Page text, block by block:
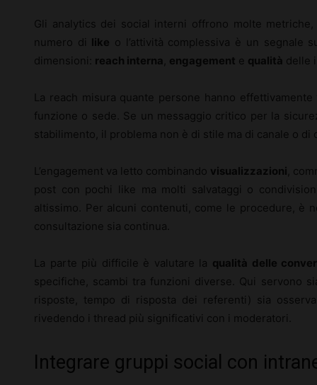
Gli analytics dei social interni offrono molte
numero di like o l’attività complessiva è un segnale
dimensioni: reach interna engagement e qualità delle
La reach misura quante persone hanno
funzione o sede. Se un messaggio critico per la
stabilimento, il problema non è di stile ma di canale o di
L’engagement va letto combinando visualizzazioni ,
post con pochi like ma molti salvataggi o
altissimo. Per alcuni contenuti, come le procedure, è
consultazione sia continua.
La parte più difficile è valutare la qualità delle
specifiche, scambi tra funzioni diverse. Qui servono
risposte, tempo di risposta dei referenti) sia
rivedendo i thread più significativi con i moderatori.
Integrare gruppi social con